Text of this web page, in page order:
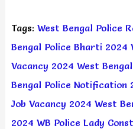
Tags: West Bengal Police
Bengal Police Bharti 2024
Vacancy 2024 West
Bengal Police Notification
Job Vacancy 2024 West
2024 WB Police Lady